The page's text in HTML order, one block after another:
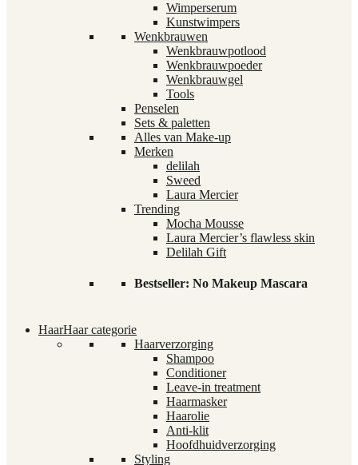
Wimperserum
Kunstwimpers
Wenkbrauwen
Wenkbrauwpotlood
Wenkbrauwpoeder
Wenkbrauwgel
Tools
Penselen
Sets & paletten
Alles van Make-up
Merken
delilah
Sweed
Laura Mercier
Trending
Mocha Mousse
Laura Mercier’s flawless skin
Delilah Gift
Bestseller: No Makeup Mascara
HaarHaar categorie
Haarverzorging
Shampoo
Conditioner
Leave-in treatment
Haarmasker
Haarolie
Anti-klit
Hoofdhuidverzorging
Styling